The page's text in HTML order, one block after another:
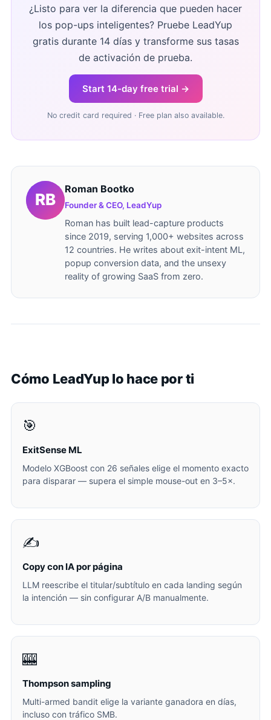
¿Listo para ver la diferencia que pueden hacer
los pop-ups inteligentes? Pruebe LeadYup
gratis durante 14 días y transforme sus tasas
de activación de prueba.
Start 14-day free trial →
No credit card required · Free plan also available.
Roman Bootko
Founder & CEO, LeadYup
Roman has built lead-capture products
since 2019, serving 1,000+ websites across
12 countries. He writes about exit-intent ML,
popup conversion data, and the unsexy
reality of growing SaaS from zero.
Cómo LeadYup lo hace por ti
🎯
ExitSense ML
Modelo XGBoost con 26 señales elige el momento exacto
para disparar — supera el simple mouse-out en 3–5×.
✍️
Copy con IA por página
LLM reescribe el titular/subtítulo en cada landing según
la intención — sin configurar A/B manualmente.
🎰
Thompson sampling
Multi-armed bandit elige la variante ganadora en días,
incluso con tráfico SMB.